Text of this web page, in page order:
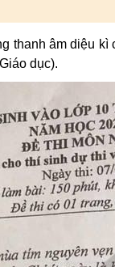
thanh âm diệu kì
dục).